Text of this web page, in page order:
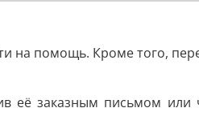
на помощь. Кроме того,
её заказным письмом